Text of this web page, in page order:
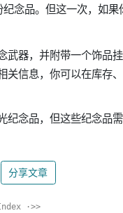
念品。但这一次，如果
器，并附带一个饰品
信息，你可以在库存
念品，但这些纪念品
分享文章
·>>